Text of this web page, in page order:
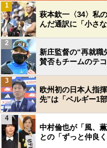
萩本欽一〈34〉私
んだ通訳に「小さ
1
新庄監督の“再就職
賛否もチームのテ
2
欧州初の日本人指
先”は「ベルギー1
3
中村倫也が「風、
との「ずっと仲良
4